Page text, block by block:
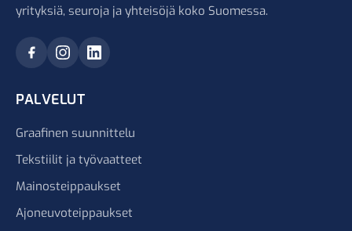
yrityksiä, seuroja ja yhteisöjä koko Suomessa.
PALVELUT
Graafinen suunnittelu
Tekstiilit ja työvaatteet
Mainosteippaukset
Ajoneuvoteippaukset